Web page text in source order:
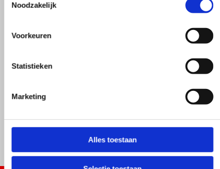
Noodzakelijk
Voorkeuren
Statistieken
Marketing
Alles toestaan